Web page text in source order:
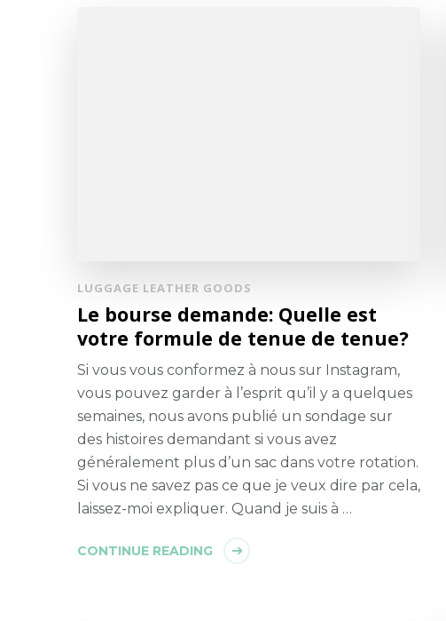
LUGGAGE LEATHER GOODS
Le bourse demande: Quelle est
votre formule de tenue de tenue?
Si vous vous conformez à nous sur Instagram,
vous pouvez garder à l’esprit qu’il y a quelques
semaines, nous avons publié un sondage sur
des histoires demandant si vous avez
généralement plus d’un sac dans votre rotation.
Si vous ne savez pas ce que je veux dire par cela,
laissez-moi expliquer. Quand je suis à …
CONTINUE READING